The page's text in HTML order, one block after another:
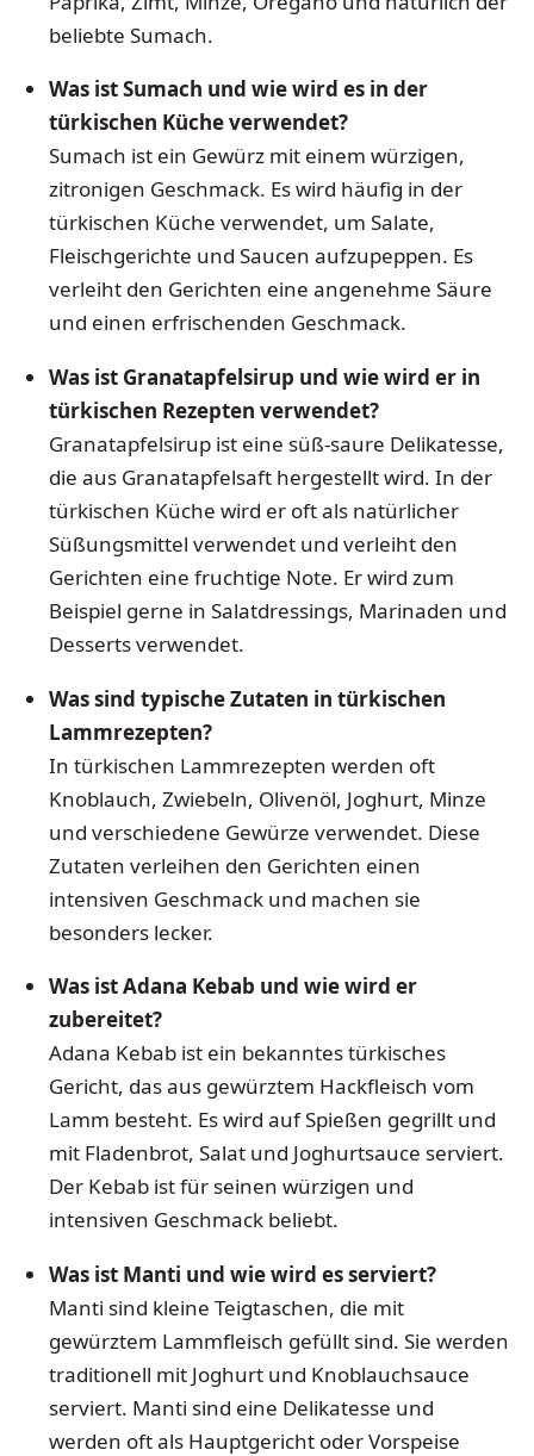
beliebte Sumach.
Was ist Sumach und wie wird es in der
türkischen Küche verwendet?
Sumach ist ein Gewürz mit einem würzigen,
zitronigen Geschmack. Es wird häufig in der
türkischen Küche verwendet, um Salate,
Fleischgerichte und Saucen aufzupeppen. Es
verleiht den Gerichten eine angenehme Säure
und einen erfrischenden Geschmack.
Was ist Granatapfelsirup und wie wird er in
türkischen Rezepten verwendet?
Granatapfelsirup ist eine süß-saure Delikatesse,
die aus Granatapfelsaft hergestellt wird. In der
türkischen Küche wird er oft als natürlicher
Süßungsmittel verwendet und verleiht den
Gerichten eine fruchtige Note. Er wird zum
Beispiel gerne in Salatdressings, Marinaden und
Desserts verwendet.
Was sind typische Zutaten in türkischen
Lammrezepten?
In türkischen Lammrezepten werden oft
Knoblauch, Zwiebeln, Olivenöl, Joghurt, Minze
und verschiedene Gewürze verwendet. Diese
Zutaten verleihen den Gerichten einen
intensiven Geschmack und machen sie
besonders lecker.
Was ist Adana Kebab und wie wird er
zubereitet?
Adana Kebab ist ein bekanntes türkisches
Gericht, das aus gewürztem Hackfleisch vom
Lamm besteht. Es wird auf Spießen gegrillt und
mit Fladenbrot, Salat und Joghurtsauce serviert.
Der Kebab ist für seinen würzigen und
intensiven Geschmack beliebt.
Was ist Manti und wie wird es serviert?
Manti sind kleine Teigtaschen, die mit
gewürztem Lammfleisch gefüllt sind. Sie werden
traditionell mit Joghurt und Knoblauchsauce
serviert. Manti sind eine Delikatesse und
werden oft als Hauptgericht oder Vorspeise